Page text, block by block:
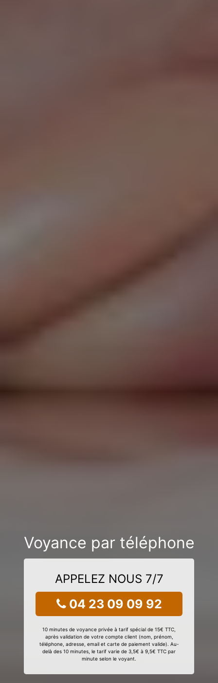
Voyance par téléphone
APPELEZ NOUS 7/7
04 23 09 09 92
10 minutes de voyance privée à tarif spécial de 15€ TTC,
après validation de votre compte client (nom, prénom,
téléphone, adresse, email et carte de paiement valide). Au-
delà des 10 minutes, le tarif varie de 3,5€ à 9,5€ TTC par
minute selon le voyant.